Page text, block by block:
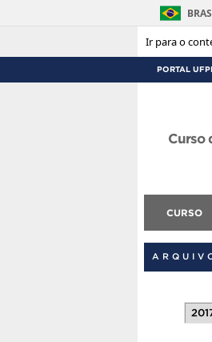
Ir para o
PORTAL
Curso
CURSO